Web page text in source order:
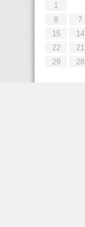
1
7
8
14
15
21
22
28
29